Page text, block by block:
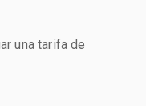
una tarifa de